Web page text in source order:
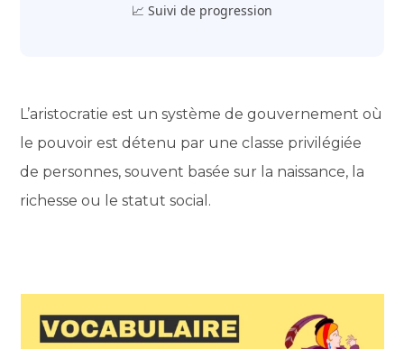
📈 Suivi de progression
L’aristocratie est un système de gouvernement où
le pouvoir est détenu par une classe privilégiée
de personnes, souvent basée sur la naissance, la
richesse ou le statut social.